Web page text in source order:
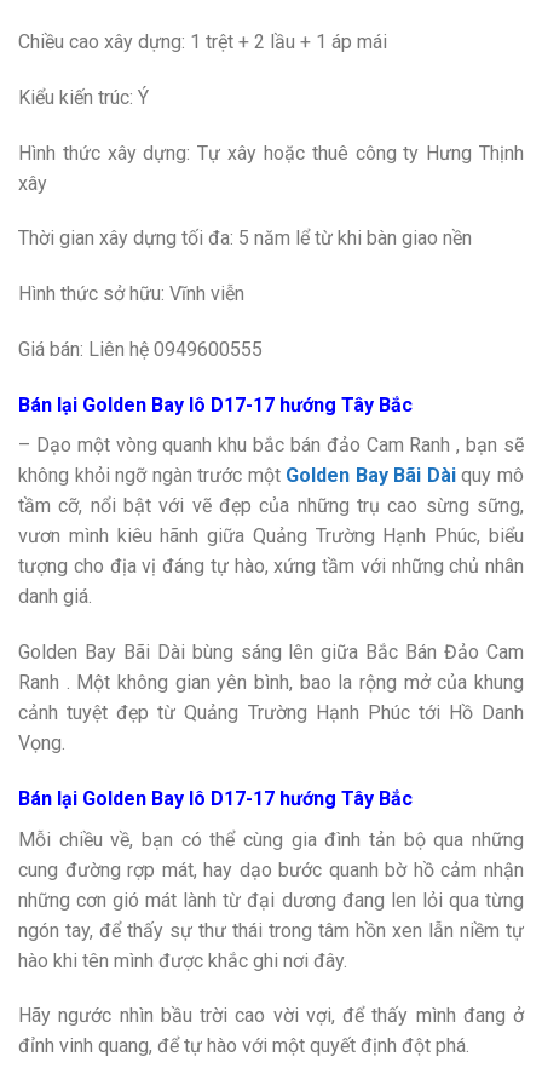
Chiều cao xây dựng: 1 trệt + 2 lầu + 1 áp mái
Kiểu kiến trúc: Ý
Hình thức xây dựng: Tự xây hoặc thuê công ty Hưng Thịnh
xây
Thời gian xây dựng tối đa: 5 năm lể từ khi bàn giao nền
Hình thức sở hữu: Vĩnh viễn
Giá bán: Liên hệ 0949600555
Bán lại Golden Bay lô D17-17 hướng Tây Bắc
– Dạo một vòng quanh khu bắc bán đảo Cam Ranh , bạn sẽ
không khỏi ngỡ ngàn trước một Golden Bay Bãi Dàiquy mô
tầm cỡ, nổi bật với vẽ đẹp của những trụ cao sừng sững,
vươn mình kiêu hãnh giữa Quảng Trường Hạnh Phúc, biểu
tượng cho địa vị đáng tự hào, xứng tầm với những chủ nhân
danh giá.
Golden Bay Bãi Dài bùng sáng lên giữa Bắc Bán Đảo Cam
Ranh . Một không gian yên bình, bao la rộng mở của khung
cảnh tuyệt đẹp từ Quảng Trường Hạnh Phúc tới Hồ Danh
Vọng.
Bán lại Golden Bay lô D17-17 hướng Tây Bắc
Mỗi chiều về, bạn có thể cùng gia đình tản bộ qua những
cung đường rợp mát, hay dạo bước quanh bờ hồ cảm nhận
những cơn gió mát lành từ đại dương đang len lỏi qua từng
ngón tay, để thấy sự thư thái trong tâm hồn xen lẫn niềm tự
hào khi tên mình được khắc ghi nơi đây.
Hãy ngước nhìn bầu trời cao vời vợi, để thấy mình đang ở
đỉnh vinh quang, để tự hào với một quyết định đột phá.